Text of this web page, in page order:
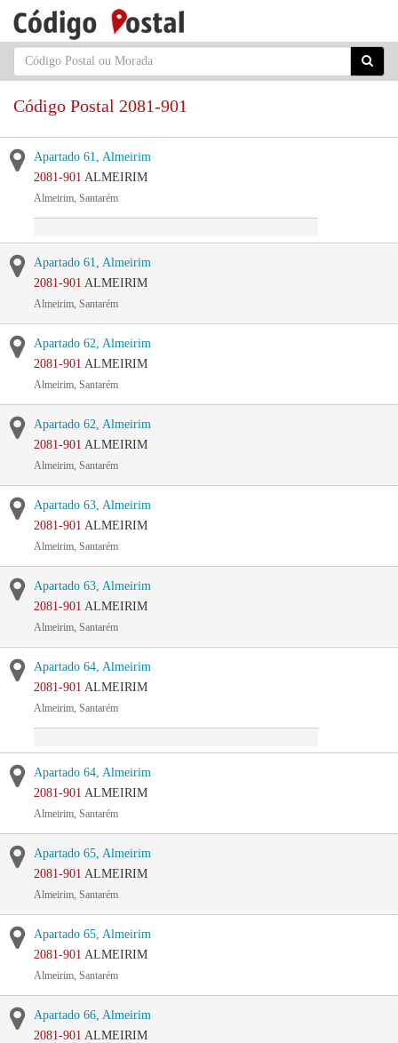
Código Postal 2081-901
Apartado 61, Almeirim
2081-901 ALMEIRIM
Almeirim, Santarém
Apartado 61, Almeirim
2081-901 ALMEIRIM
Almeirim, Santarém
Apartado 62, Almeirim
2081-901 ALMEIRIM
Almeirim, Santarém
Apartado 62, Almeirim
2081-901 ALMEIRIM
Almeirim, Santarém
Apartado 63, Almeirim
2081-901 ALMEIRIM
Almeirim, Santarém
Apartado 63, Almeirim
2081-901 ALMEIRIM
Almeirim, Santarém
Apartado 64, Almeirim
2081-901 ALMEIRIM
Almeirim, Santarém
Apartado 64, Almeirim
2081-901 ALMEIRIM
Almeirim, Santarém
Apartado 65, Almeirim
2081-901 ALMEIRIM
Almeirim, Santarém
Apartado 65, Almeirim
2081-901 ALMEIRIM
Almeirim, Santarém
Apartado 66, Almeirim
2081-901 ALMEIRIM